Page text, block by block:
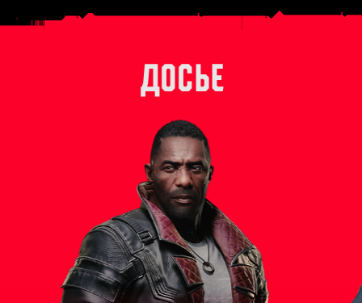
ДОСЬЕ